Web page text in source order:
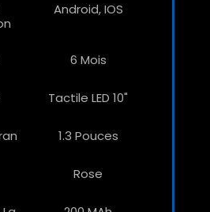
Android, IOS
6 Mois
Tactile LED 10"
1.3 Pouces
Rose